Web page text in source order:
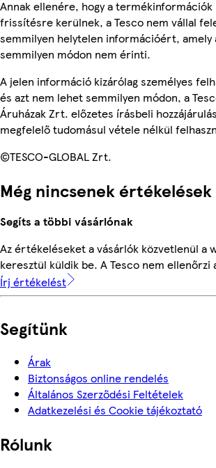
Annak ellenére, hogy a
frissítésre kerülnek, a Tesco nem vállal
semmilyen helytelen információért, amely
semmilyen módon nem érinti.
A jelen információ kizárólag személyes
és azt nem lehet semmilyen módon, a
Áruházak Zrt. előzetes írásbeli
megfelelő tudomásul vétele nélkül
©TESCO-GLOBAL Zrt.
Még nincsenek értékelések
Segíts a többi vásárlónak
Az értékeléseket a vásárlók közvetlenül a
keresztül küldik be. A Tesco nem
Írj értékelést
Segítünk
Árak
Biztonságos online rendelés
Általános Szerződési Feltételek
Adatkezelési és Cookie tájékoztató
Rólunk